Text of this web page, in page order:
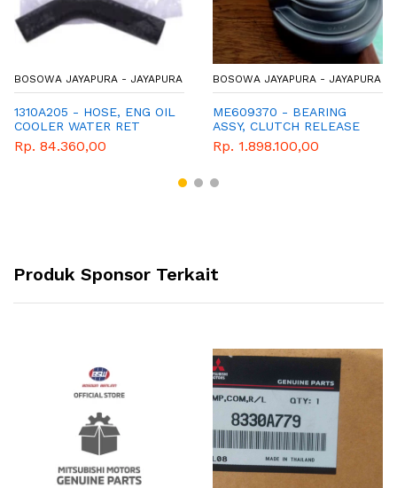
BOSOWA JAYAPURA - JAYAPURA
1310A205 - HOSE, ENG OIL
COOLER WATER RET
Rp. 84.360,00
BOSOWA JAYAPURA - JAYAPURA
ME609370 - BEARING
ASSY, CLUTCH RELEASE
Rp. 1.898.100,00
Produk Sponsor Terkait